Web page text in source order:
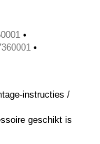
•
•
instructies /
geschikt is